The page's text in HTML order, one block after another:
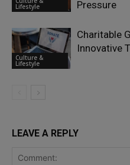
Lifestyle
Pressure
Culture &
Lifestyle
Charitable
Innovative
LEAVE A REPLY